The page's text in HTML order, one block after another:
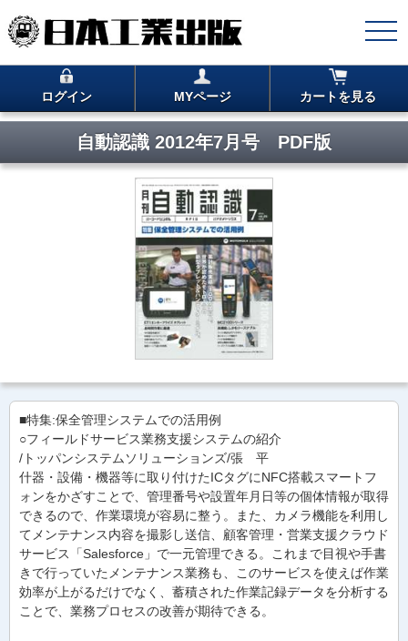
ログイン MYページ カートを見る
自動認識 2012年7月号 PDF版
■特集:保全管理システムでの活用例
○フィールドサービス業務支援システムの紹介
/トッパンシステムソリューションズ/張 平
什器・設備・機器等に取り付けたICタグにNFC搭載スマートフ
ォンをかざすことで、管理番号や設置年月日等の個体情報が取得
できるので、作業環境が容易に整う。また、カメラ機能を利用し
てメンテナンス内容を撮影し送信、顧客管理・営業支援クラウド
サービス「Salesforce」で一元管理できる。これまで目視や手書
きで行っていたメンテナンス業務も、このサービスを使えば作業
効率が上がるだけでなく、蓄積された作業記録データを分析する
ことで、業務プロセスの改善が期待できる。